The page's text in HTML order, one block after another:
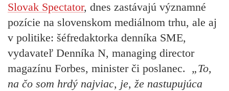
Slovak Spectator, dnes zastávajú významné
pozície na slovenskom mediálnom trhu, ale aj
v politike: šéfredaktorka denníka SME,
vydavateľ Denníka N, managing director
magazínu Forbes, minister či poslanec. „To,
na čo som hrdý najviac, je, že nastupujúca